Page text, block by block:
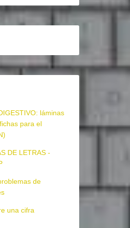
láminas
para el
DE LETRAS -
de
una cifra